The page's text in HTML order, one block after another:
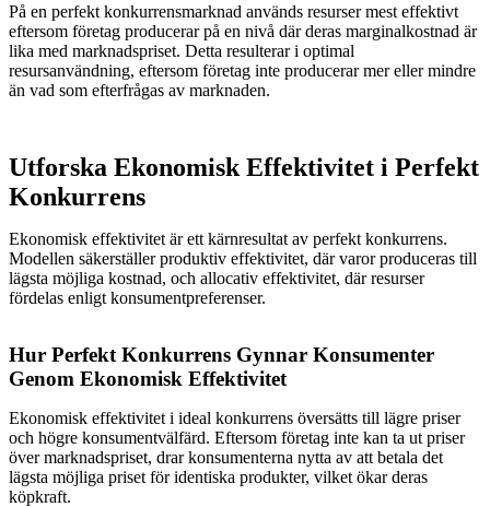
På en perfekt konkurrensmarknad används resurser mest effektivt
eftersom företag producerar på en nivå där deras marginalkostnad är
lika med marknadspriset. Detta resulterar i optimal
resursanvändning, eftersom företag inte producerar mer eller mindre
än vad som efterfrågas av marknaden.
Utforska Ekonomisk Effektivitet i Perfekt
Konkurrens
Ekonomisk effektivitet är ett kärnresultat av perfekt konkurrens.
Modellen säkerställer produktiv effektivitet, där varor produceras till
lägsta möjliga kostnad, och allocativ effektivitet, där resurser
fördelas enligt konsumentpreferenser.
Hur Perfekt Konkurrens Gynnar Konsumenter
Genom Ekonomisk Effektivitet
Ekonomisk effektivitet i ideal konkurrens översätts till lägre priser
och högre konsumentvälfärd. Eftersom företag inte kan ta ut priser
över marknadspriset, drar konsumenterna nytta av att betala det
lägsta möjliga priset för identiska produkter, vilket ökar deras
köpkraft.